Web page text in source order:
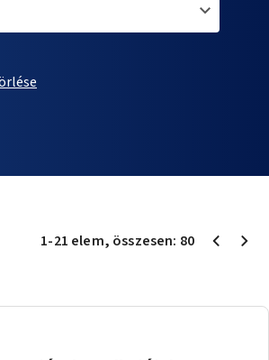
1-21 elem, összesen: 80